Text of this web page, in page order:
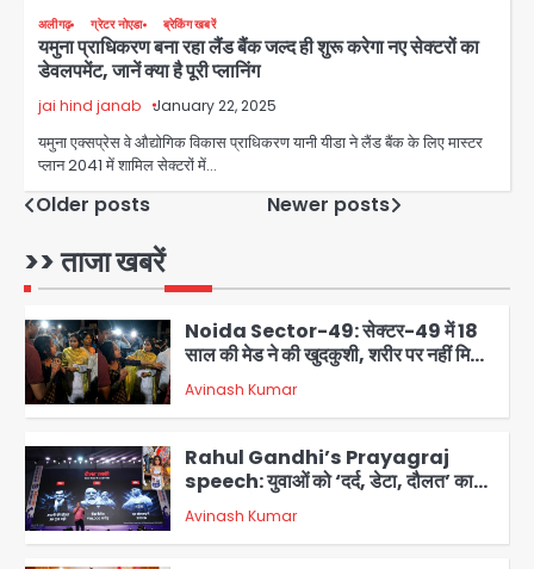
अलीगढ़ ग्रेटर नोएडा ब्रेकिंग खबरें
यमुना प्राधिकरण बना रहा लैंड बैंक जल्द ही शुरू करेगा नए सेक्टरों का
डेवलपमेंट, जानें क्या है पूरी प्लानिंग
jai hind janab January 22, 2025
यमुना एक्सप्रेस वे औद्योगिक विकास प्राधिकरण यानी यीडा ने लैंड बैंक के लिए मास्टर
प्लान 2041 में शामिल सेक्टरों में…
Posts
navigation
Older posts Newer posts
>> ताजा खबरें
Team JHJ
Maharashtra: महाराष्ट्र में 11 अगस्त से
दूध के दाम 2 रुपये प्रति लीटर बढ़े
Avinash Kumar
2
Noida Sector-49: सेक्टर-49 में 18
3
Rahul Gandhi’s Prayagraj
speech: युवाओं को ‘दर्द, डेटा, दौलत’ का
संदेश, बीजेपी का वार
4
युवा इनोवेटरों की सोच से हाईटेक होगी दिल्ली
पुलिस